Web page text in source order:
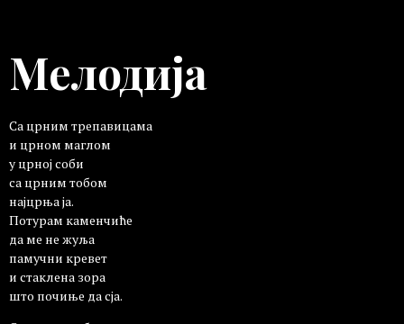
Мелодија
Са црним трепавицама
и црном маглом
у црној соби
са црним тобом
најцрња ја.
Потурам каменчиће
да ме не жуља
памучни кревет
и стаклена зора
што почиње да сја.